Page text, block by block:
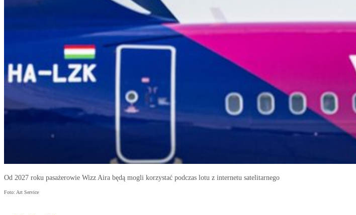
Od 2027 roku pasażerowie Wizz Aira będą mogli korzystać podczas lotu z internetu satelitarnego
Foto: Art Service